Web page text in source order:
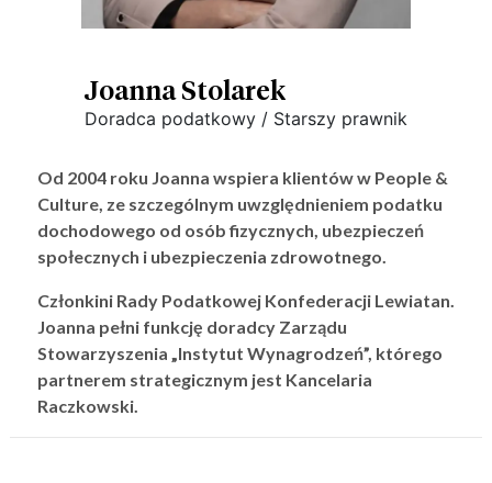
Joanna Stolarek
Doradca podatkowy / Starszy prawnik
Od 2004 roku Joanna wspiera klientów w People &
Culture, ze szczególnym uwzględnieniem podatku
dochodowego od osób fizycznych, ubezpieczeń
społecznych i ubezpieczenia zdrowotnego.
Członkini Rady Podatkowej Konfederacji Lewiatan.
Joanna pełni funkcję doradcy Zarządu
Stowarzyszenia „Instytut Wynagrodzeń”, którego
partnerem strategicznym jest Kancelaria
Raczkowski.